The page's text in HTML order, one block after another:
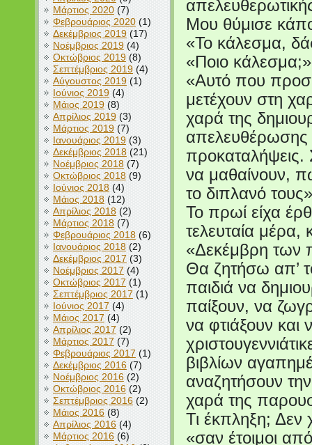
Μάρτιος 2020(7)
Φεβρουάριος 2020(1)
Δεκέμβριος 2019(17)
Νοέμβριος 2019(4)
Οκτώβριος 2019(8)
Σεπτέμβριος 2019(4)
Αύγουστος 2019(1)
Ιούνιος 2019(4)
Μάιος 2019(8)
Απρίλιος 2019(3)
Μάρτιος 2019(7)
Ιανουάριος 2019(3)
Δεκέμβριος 2018(21)
Νοέμβριος 2018(7)
Οκτώβριος 2018(9)
Ιούνιος 2018(4)
Μάιος 2018(12)
Απρίλιος 2018(2)
Μάρτιος 2018(7)
Φεβρουάριος 2018(6)
Ιανουάριος 2018(2)
Δεκέμβριος 2017 (3)
Νοέμβριος 2017(4)
Οκτώβριος 2017(1)
Σεπτέμβριος 2017 (1)
Ιούνιος 2017 (4)
Μάιος 2017 (4)
Απρίλιος 2017 (2)
Μάρτιος 2017 (7)
Φεβρουάριος 2017(1)
Δεκέμβριος 2016(7)
Νοέμβριος 2016(2)
Οκτώβριος 2016(2)
Σεπτέμβριος 2016(2)
Μάιος 2016(8)
Απρίλιος 2016(4)
Μάρτιος 2016(6)
Μου θύμισε
«Το κάλεσμα,
«Ποιο
«Αυτό που
μετέχουν στη
χαρά της
απελευθέρωσης
προκαταλήψεις.
να μαθαίνουν,
το διπλανό
Το πρωί είχα
τελευταία μέρα,
«Δεκέμβρη των
Θα ζητήσω απ’
παιδιά να
παίξουν, να
να φτιάξουν και
βιβλίων
αναζητήσουν
χαρά της
Τι έκπληξη; Δεν
«σαν έτοιμοι